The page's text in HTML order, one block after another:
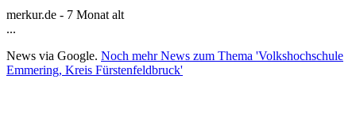
merkur.de - 7 Monat alt
...
News via Google. Noch mehr News zum Thema 'Volkshochschule
Emmering, Kreis Fürstenfeldbruck'